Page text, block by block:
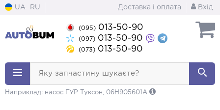
UA RU Доставка і оплата Вхід
(095) 013-50-90
(097) 013-50-90
(073) 013-50-90
Яку запчастину шукаєте?
Наприклад: насос ГУР Туксон, 06H905601A